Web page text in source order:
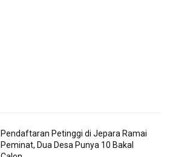
Pendaftaran Petinggi di Jepara Ramai
Peminat, Dua Desa Punya 10 Bakal